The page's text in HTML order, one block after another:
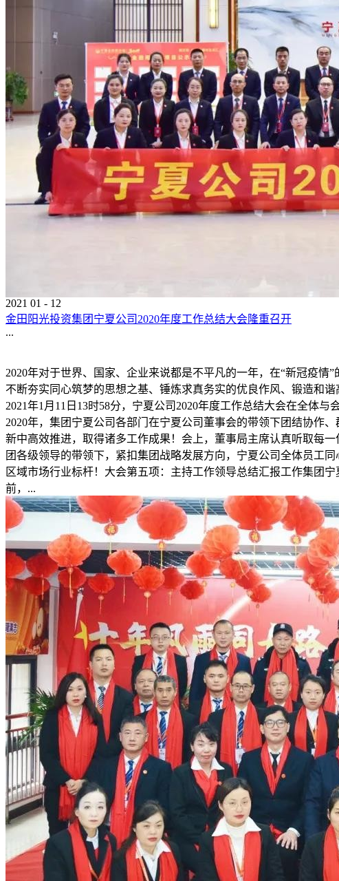
2021 01 - 12
金田阳光投资集团宁夏公司2020年度工作总结大会隆重召开
...
2020年对于世界、国家、企业来说都是不平凡的一年，在“新冠疫
不断夯实同心筑梦的思想之基、锤炼求真务实的优良作风、锻造和
2021年1月11日13时58分，宁夏公司2020年度工作总结大会在全体
2020年，集团宁夏公司各部门在宁夏公司董事会的带领下团结协作
新中高效推进，取得诸多工作成果！会上，董事局主席认真听取每
团各级领导的带领下，紧扣集团战略发展方向，宁夏公司全体员工
区域市场行业标杆！大会第五项：主持工作领导总结汇报工作集团
前，...